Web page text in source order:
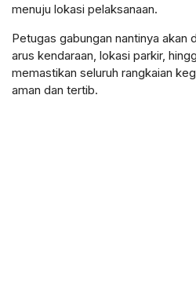
menuju lokasi pelaksanaan.
Petugas gabungan nantinya akan
arus kendaraan, lokasi parkir,
memastikan seluruh rangkaian
aman dan tertib.